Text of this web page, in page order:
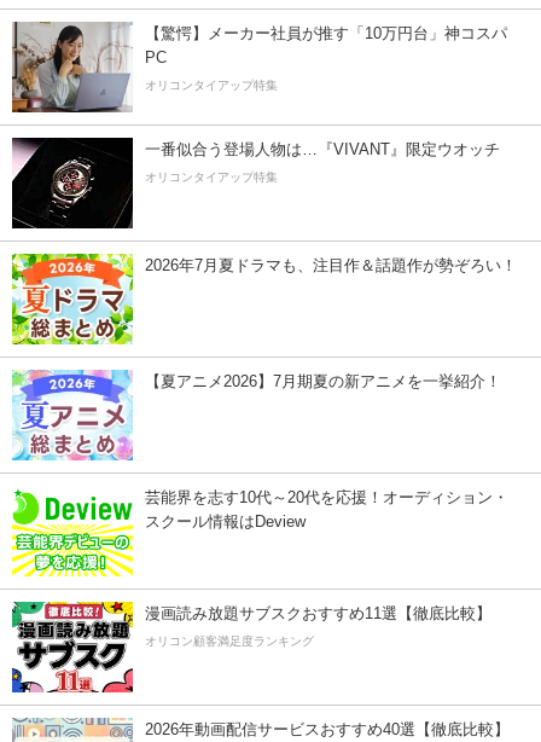
【驚愕】メーカー社員が推す「10万円台」神コスパ
PC
オリコンタイアップ特集
一番似合う登場人物は…『VIVANT』限定ウオッチ
オリコンタイアップ特集
2026年7月夏ドラマも、注目作＆話題作が勢ぞろい！
【夏アニメ2026】7月期夏の新アニメを一挙紹介！
芸能界を志す10代～20代を応援！オーディション・
スクール情報はDeview
漫画読み放題サブスクおすすめ11選【徹底比較】
オリコン顧客満足度ランキング
2026年動画配信サービスおすすめ40選【徹底比較】